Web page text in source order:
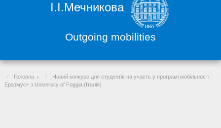
І.І.Мечникова
Outgoing mobilities
Головна
Новий конкурс для студентів на участь у програмі мобільності
Еразмус+ з University of Foggia (Італія)